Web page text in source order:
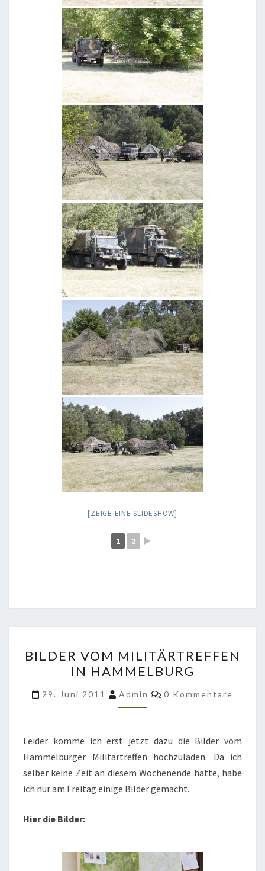
[ZEIGE EINE SLIDESHOW]
1 2 ►
VOM
MILITÄRTREFFEN
IN
HAMMELBURG
BILDER VOM MILITÄRTREFFEN
IN HAMMELBURG
29. Juni 2011 Admin Kommentare
0 Kommentare
Leider komme ich erst jetzt dazu die Bilder vom
Hammelburger Militärtreffen hochzuladen. Da ich
selber keine Zeit an diesem Wochenende hatte, habe
ich nur am Freitag einige Bilder gemacht.
Hier die Bilder: